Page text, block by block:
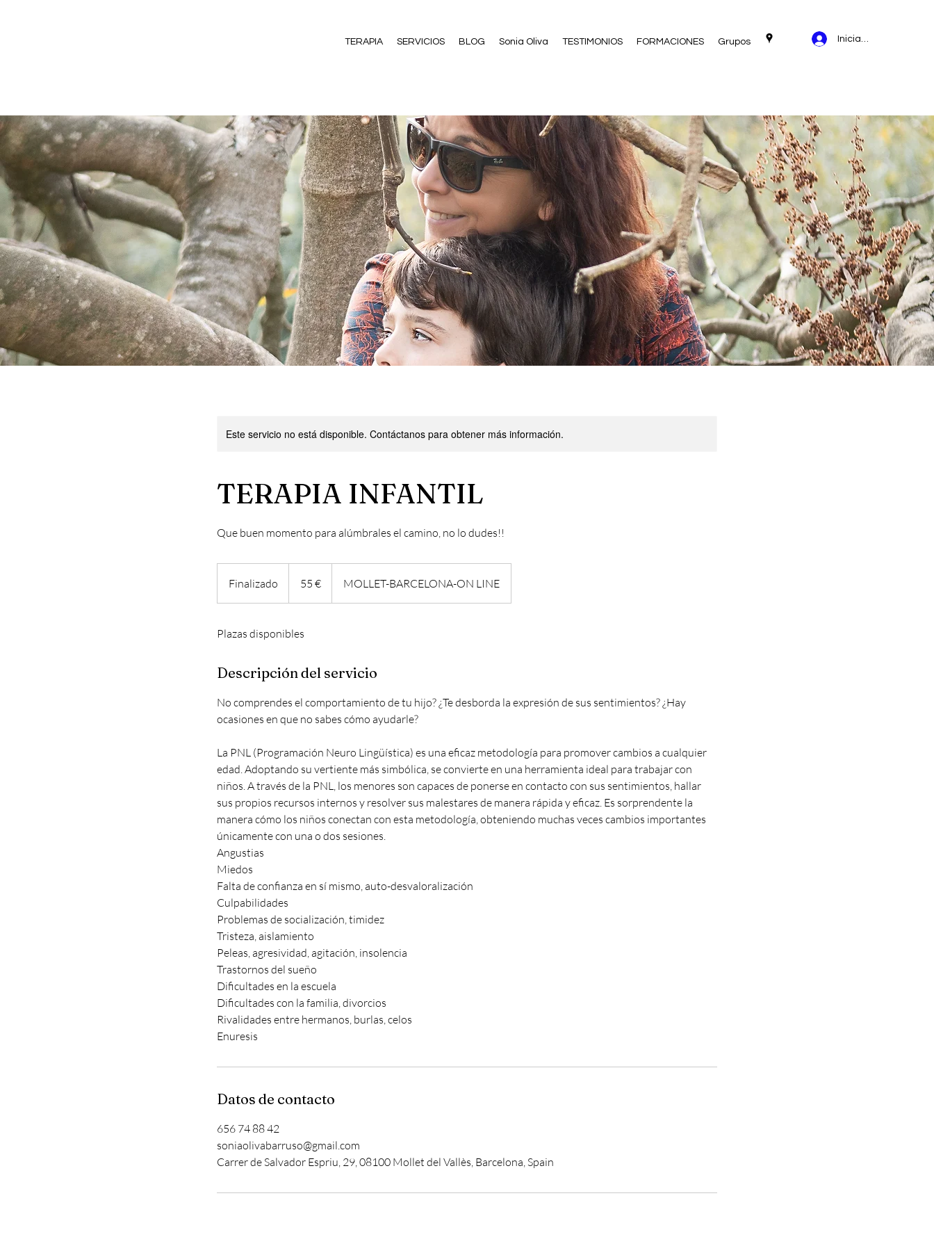
TERAPIA SERVICIOS BLOG Sonia Oliva TESTIMONIOS FORMACIONES Grupos Iniciar sesión
Este servicio no está disponible. Contáctanos para obtener más información.
TERAPIA INFANTIL
Que buen momento para alúmbrales el camino, no lo dudes!!
Finalizado
i
a
i
a
d
55 € MOLLET-BARCELONA-ON LINE
Plazas disponibles
Descripción del servicio
No comprendes el comportamiento de tu hijo? ¿Te desborda la expresión de sus sentimientos? ¿Hay
ocasiones en que no sabes cómo ayudarle?
La PNL (Programación Neuro Lingüística) es una eficaz metodología para promover cambios a cualquier
edad. Adoptando su vertiente más simbólica, se convierte en una herramienta ideal para trabajar con
niños. A través de la PNL, los menores son capaces de ponerse en contacto con sus sentimientos, hallar
sus propios recursos internos y resolver sus malestares de manera rápida y eficaz. Es sorprendente la
manera cómo los niños conectan con esta metodología, obteniendo muchas veces cambios importantes
únicamente con una o dos sesiones.
Angustias
Miedos
Falta de confianza en sí mismo, auto-desvaloralización
Culpabilidades
Problemas de socialización, timidez
Tristeza, aislamiento
Peleas, agresividad, agitación, insolencia
Trastornos del sueño
Dificultades en la escuela
Dificultades con la familia, divorcios
Rivalidades entre hermanos, burlas, celos
Enuresis
Datos de contacto
656 74 88 42
soniaolivabarruso@gmail.com
Carrer de Salvador Espriu, 29, 08100 Mollet del Vallès, Barcelona, Spain